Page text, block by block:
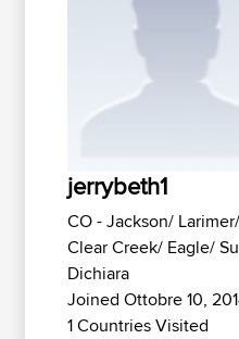
jerrybeth1
CO - Jackson/
Clear Creek/ Eagle/
Dichiara
Joined Ottobre 10,
1 Countries Visited